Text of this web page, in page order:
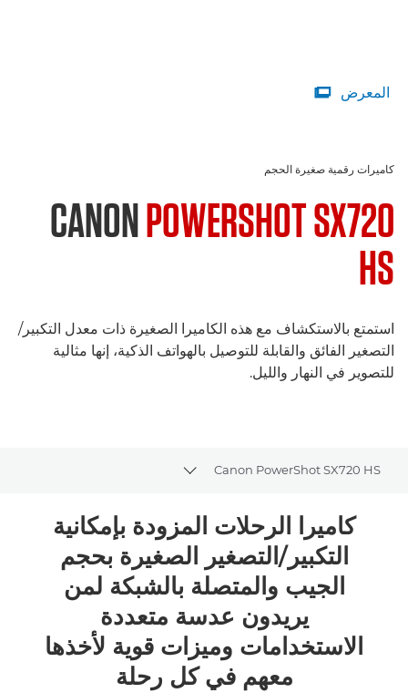
المعرض 
كاميرات رقمية صغيرة الحجم
CANONPOWERSHOT SX720
HS
استمتع بالاستكشاف مع هذه الكاميرا الصغيرة ذات معدل التكبير/
التصغير الفائق والقابلة للتوصيل بالهواتف الذكية، إنها مثالية
للتصوير في النهار والليل.
Canon PowerShot SX720 HS
Toggle breadcrumbs
نظرة عامة
المواصفات
كاميرا الرحلات المزودة بإمكانية
التكبير/التصغير الصغيرة بحجم
الجيب والمتصلة بالشبكة لمن
يريدون عدسة متعددة
الاستخدامات وميزات قوية لأخذها
معهم في كل رحلة